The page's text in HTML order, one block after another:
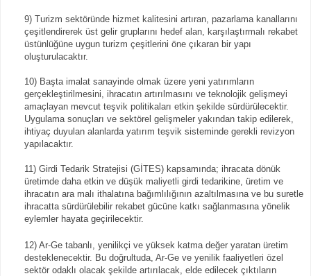
9) Turizm sektöründe hizmet kalitesini artıran, pazarlama kanallarını
çeşitlendirerek üst gelir gruplarını hedef alan, karşılaştırmalı rekabet
üstünlüğüne uygun turizm çeşitlerini öne çıkaran bir yapı
oluşturulacaktır.
10) Başta imalat sanayinde olmak üzere yeni yatırımların
gerçekleştirilmesini, ihracatın artırılmasını ve teknolojik gelişmeyi
amaçlayan mevcut teşvik politikaları etkin şekilde sürdürülecektir.
Uygulama sonuçları ve sektörel gelişmeler yakından takip edilerek,
ihtiyaç duyulan alanlarda yatırım teşvik sisteminde gerekli revizyon
yapılacaktır.
11) Girdi Tedarik Stratejisi (GİTES) kapsamında; ihracata dönük
üretimde daha etkin ve düşük maliyetli girdi tedarikine, üretim ve
ihracatın ara malı ithalatına bağımlılığının azaltılmasına ve bu suretle
ihracatta sürdürülebilir rekabet gücüne katkı sağlanmasına yönelik
eylemler hayata geçirilecektir.
12) Ar-Ge tabanlı, yenilikçi ve yüksek katma değer yaratan üretim
desteklenecektir. Bu doğrultuda, Ar-Ge ve yenilik faaliyetleri özel
sektör odaklı olacak şekilde artırılacak, elde edilecek çıktıların